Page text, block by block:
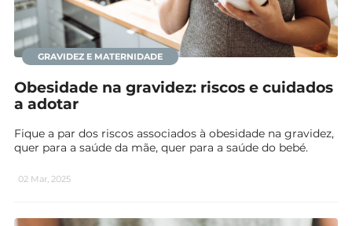
GRAVIDEZ E MATERNIDADE
Obesidade na gravidez: riscos e cuidados
a adotar
Fique a par dos riscos associados à obesidade na gravidez,
quer para a saúde da mãe, quer para a saúde do bebé.
02 Mar, 2025